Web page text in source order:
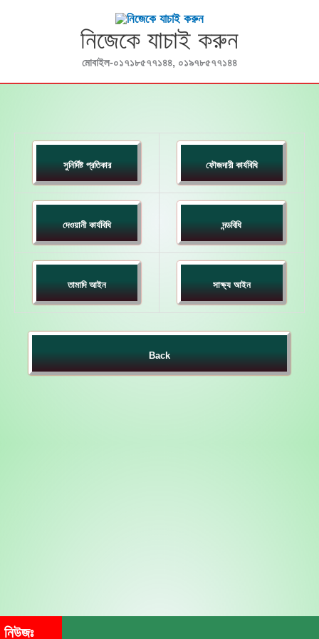
নিজেকে যাচাই করুন
মোবাইল-০১৭১৮৫৭৭১৪৪, ০১৯৭৮৫৭৭১৪৪
সুনির্দিষ্ট প্রতিকার ফৌজদারী কার্যবিধি
দেওয়ানী কার্যবিধি দন্ডবিধি
তামাদি আইন সাক্ষ্য আইন
Back
নিউজঃ